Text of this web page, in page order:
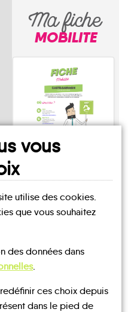
Ma fiche
MOBILITE
?
vous
utilise des cookies.
que vous souhaitez
des données dans
.
ces choix depuis
dans le pied de